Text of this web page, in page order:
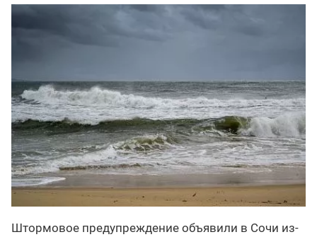
Штормовое предупреждение объявили в Сочи из-